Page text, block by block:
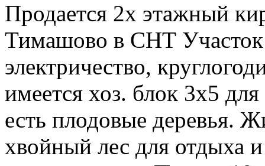
Продается 2х этажный
Тимашово в СНТ Участок
электричество,
имеется хоз. блок 3х5
есть плодовые деревья.
хвойный лес для отдыха